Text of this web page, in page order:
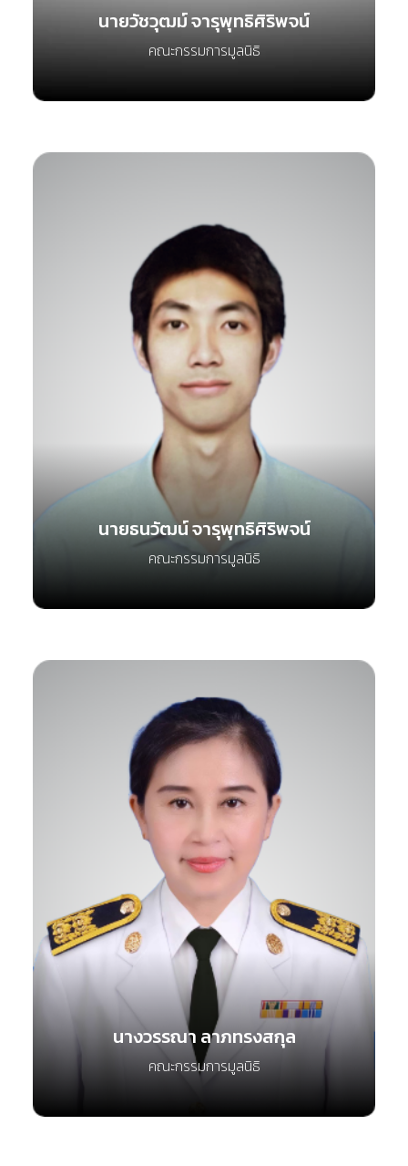
นายวัชวุฒม์ จารุพุทธิศิริพจน์
คณะกรรมการมูลนิธิ
นายธนวัฒน์ จารุพุทธิศิริพจน์
คณะกรรมการมูลนิธิ
นางวรรณา ลาภทรงสกุล
คณะกรรมการมูลนิธิ